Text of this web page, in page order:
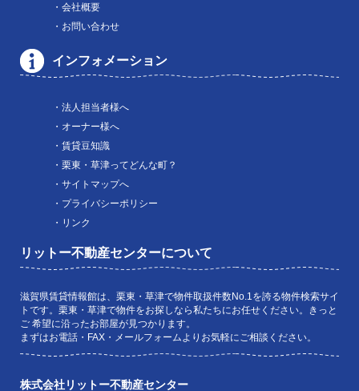
・会社概要
・お問い合わせ
インフォメーション
・法人担当者様へ
・オーナー様へ
・賃貸豆知識
・栗東・草津ってどんな町？
・サイトマップへ
・プライバシーポリシー
・リンク
リットー不動産センターについて
滋賀県賃貸情報館は、栗東・草津で物件取扱件数No.1を誇る物件検索サイ
トです。栗東・草津で物件をお探しなら私たちにお任せください。きっと
ご 希望に沿ったお部屋が見つかります。
まずはお電話・FAX・メールフォームよりお気軽にご相談ください。
株式会社リットー不動産センター